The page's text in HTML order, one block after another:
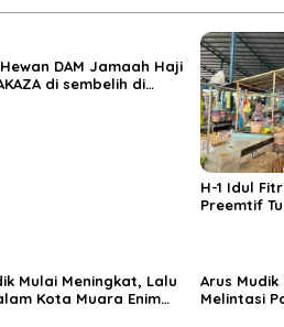
DAM Jamaah Haji
di sembelih di
H-1 Idul
Preemtif
Mulai Meningkat, Lalu
Kota Muara Enim
Arus
Melintasi